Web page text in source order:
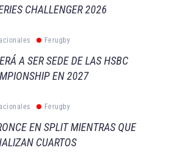
CHALLENGER 2026
Ferugby
A SER SEDE DE LAS HSBC
EN 2027
Ferugby
EN SPLIT MIENTRAS QUE
CUARTOS